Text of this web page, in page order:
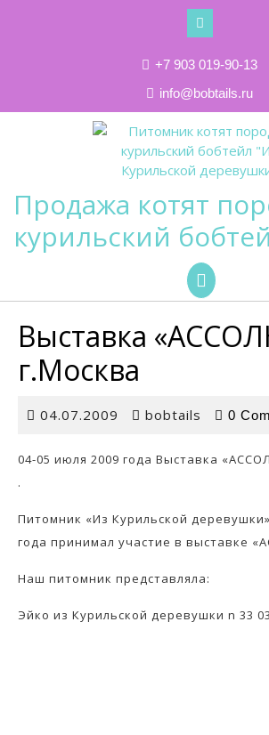
+7 903 019-90-13
info@bobtails.ru
Продажа котят
курильский
Выставка
г.Москва
04.07.2009 04.07.2009
bobtails bobtails
0
04-05 июля 2009 года Выставка
.
Питомник «Из Курильской
года принимал участие в выставке
Наш питомник представляла:
Эйко из Курильской деревушки n 33 03